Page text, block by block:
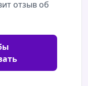
отзыв об